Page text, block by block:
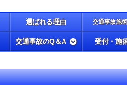
選ばれる理由 交通事故施
交通事故のQ＆A 受付・施